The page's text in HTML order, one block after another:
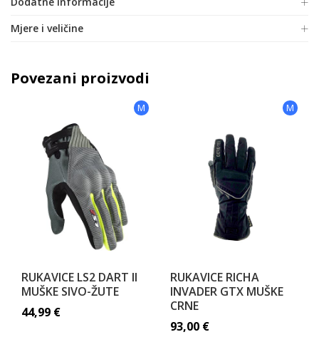
Mjere i veličine
Povezani proizvodi
M
RUKAVICE LS2 DART II
MUŠKE SIVO-ŽUTE
44,99 €
M
RUKAVICE RICHA
INVADER GTX MUŠKE
CRNE
93,00 €